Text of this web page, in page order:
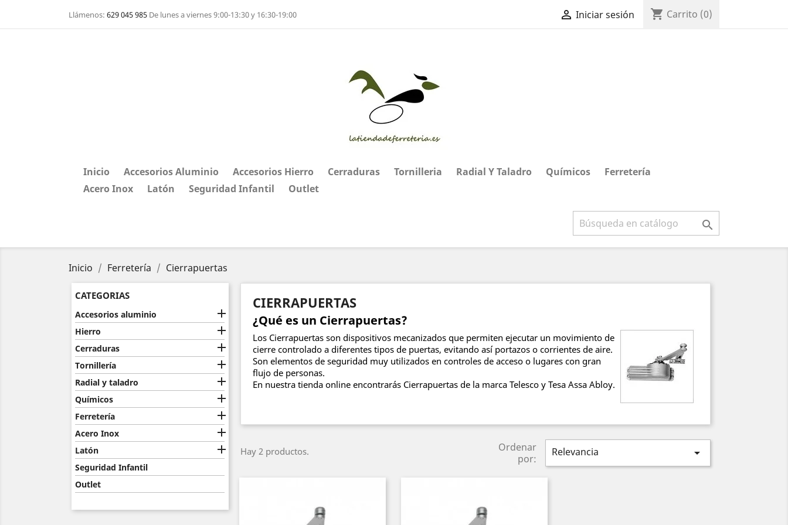
Llámenos: 629 045 985 De lunes a viernes 9:00-13:30 y 16:30-19:00  Iniciar sesión shopping_cart Carrito (0)
Inicio Accesorios Aluminio Accesorios Hierro Cerraduras Tornilleria Radial Y Taladro Químicos
Ferretería
Acero Inox
Latón Seguridad Infantil Outlet

Inicio Ferretería Cierrapuertas
CATEGORIAS
Accesorios aluminio 
Hierro 
Cerraduras 
Tornillería 
Radial y taladro 
Químicos 
Ferretería 
Acero Inox 
Latón 
Seguridad Infantil
Outlet
CIERRAPUERTAS
¿Qué es un Cierrapuertas?
Los Cierrapuertas son dispositivos mecanizados que permiten ejecutar un movimiento de
cierre controlado a diferentes tipos de puertas, evitando así portazos o corrientes de aire.
Son elementos de seguridad muy utilizados en controles de acceso o lugares con gran
flujo de personas.
En nuestra tienda online encontrarás Cierrapuertas de la marca Telesco y Tesa Assa Abloy.
Hay 2 productos.
Ordenar
por:
Relevancia 